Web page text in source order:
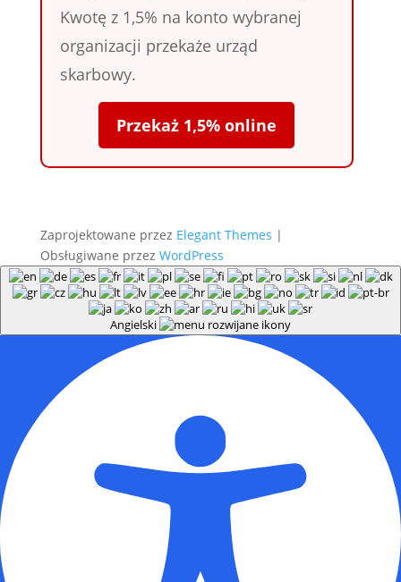
Kwotę z 1,5% na konto wybranej
organizacji przekaże urząd
skarbowy.
Przekaż 1,5% online
Zaprojektowane przez Elegant Themes |
Obsługiwane przez WordPress
Angielski